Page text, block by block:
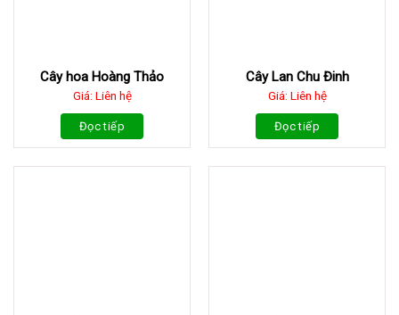
Cây hoa Hoàng Thảo
Giá: Liên hệ
Đọc tiếp
Cây Lan Chu Đinh
Giá: Liên hệ
Đọc tiếp